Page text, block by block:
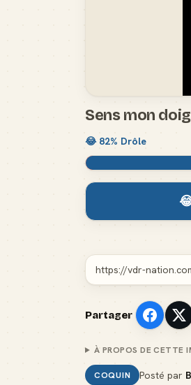
Sens mon
😂 82% Drôle
Partager
À PROPOS DE CETTE
COQUIN Posté par